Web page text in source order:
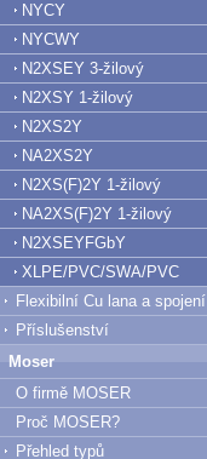
NYCY
NYCWY
N2XSEY 3-žilový
N2XSY 1-žilový
N2XS2Y
NA2XS2Y
N2XS(F)2Y 1-žilový
NA2XS(F)2Y 1-žilový
N2XSEYFGbY
XLPE/PVC/SWA/PVC
Flexibilní Cu lana a spojení
Příslušenství
Moser
O firmě MOSER
Proč MOSER?
Přehled typů